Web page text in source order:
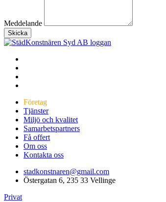
Meddelande
Skicka
Företag
Tjänster
Miljö och kvalitet
Samarbetspartners
Få offert
Om oss
Kontakta oss
stadkonstnaren@gmail.com
Östergatan 6, 235 33 Vellinge
Privat